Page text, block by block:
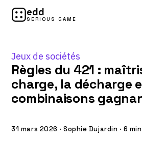
edd
SERIOUS GAME
Jeux de sociétés
Règles du 421 :
charge, la décharge
combinaisons
31 mars 2026 · Sophie Dujardin · 6